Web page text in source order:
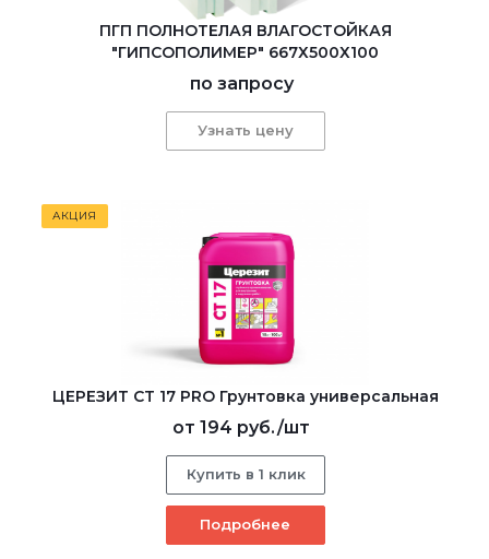
ПГП ПОЛНОТЕЛАЯ ВЛАГОСТОЙКАЯ
"ГИПСОПОЛИМЕР" 667Х500Х100
по запросу
Узнать цену
АКЦИЯ
ЦЕРЕЗИТ CT 17 PRO Грунтовка универсальная
от 194 руб./шт
Купить в 1 клик
Подробнее